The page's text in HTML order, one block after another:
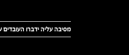
מסיבה עליה ידברו העובדים